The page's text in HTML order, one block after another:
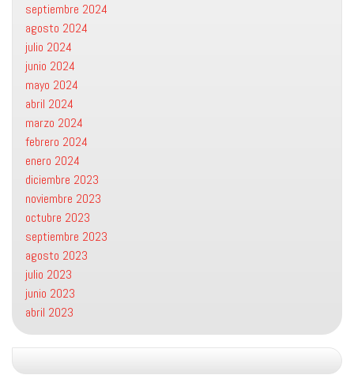
septiembre 2024
agosto 2024
julio 2024
junio 2024
mayo 2024
abril 2024
marzo 2024
febrero 2024
enero 2024
diciembre 2023
noviembre 2023
octubre 2023
septiembre 2023
agosto 2023
julio 2023
junio 2023
abril 2023